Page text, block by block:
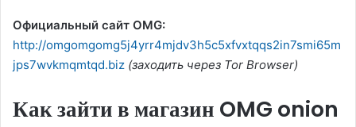
Официальный сайт OMG:
http://omgomgomg5j4yrr4mjdv3h5c5xfvxtqqs2in7smi65m
jps7wvkmqmtqd.biz (заходить через Tor Browser)
Как зайти в магазин OMG onion